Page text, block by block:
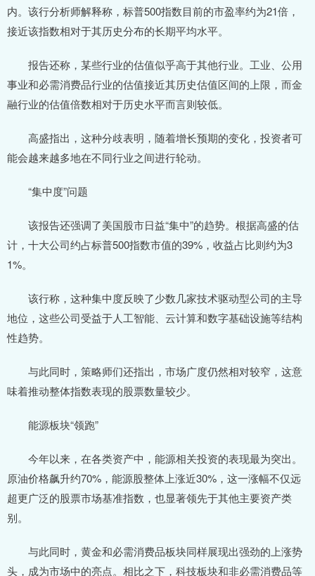
内。该行分析师解释称，标普500指数目前的市盈率约为21倍，
接近该指数相对于其历史分布的长期平均水平。
报告还称，某些行业的估值似乎高于其他行业。工业、公用
事业和必需消费品行业的估值接近其历史估值区间的上限，而金
融行业的估值倍数相对于历史水平而言则较低。
高盛指出，这种分歧表明，随着增长预期的变化，投资者可
能会越来越多地在不同行业之间进行轮动。
“集中度”问题
该报告还强调了美国股市日益“集中”的趋势。根据高盛的估
计，十大公司约占标普500指数市值的39%，收益占比则约为3
1%。
该行称，这种集中度反映了少数几家技术驱动型公司的主导
地位，这些公司受益于人工智能、云计算和数字基础设施等结构
性趋势。
与此同时，策略师们还指出，市场广度仍然相对较窄，这意
味着推动整体指数表现的股票数量较少。
能源板块“领跑”
今年以来，在各类资产中，能源相关投资的表现最为突出。
原油价格飙升约70%，能源股整体上涨近30%，这一涨幅不仅远
超更广泛的股票市场基准指数，也显著领先于其他主要资产类
别。
与此同时，黄金和必需消费品板块同样展现出强劲的上涨势
头，成为市场中的亮点。相比之下，科技板块和非必需消费品等